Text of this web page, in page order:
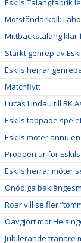
Motståndarkoll:
Mittbackstalang klar
Starkt genrep av
Eskils herrar
Matchflytt
Lucas Lindau till BK
Eskils tappade
Eskils möter ännu
Proppen ur för
Eskils herrar möter
Onödiga
Roar vill se fler
Oavgjort mot
Jubilerande tränare